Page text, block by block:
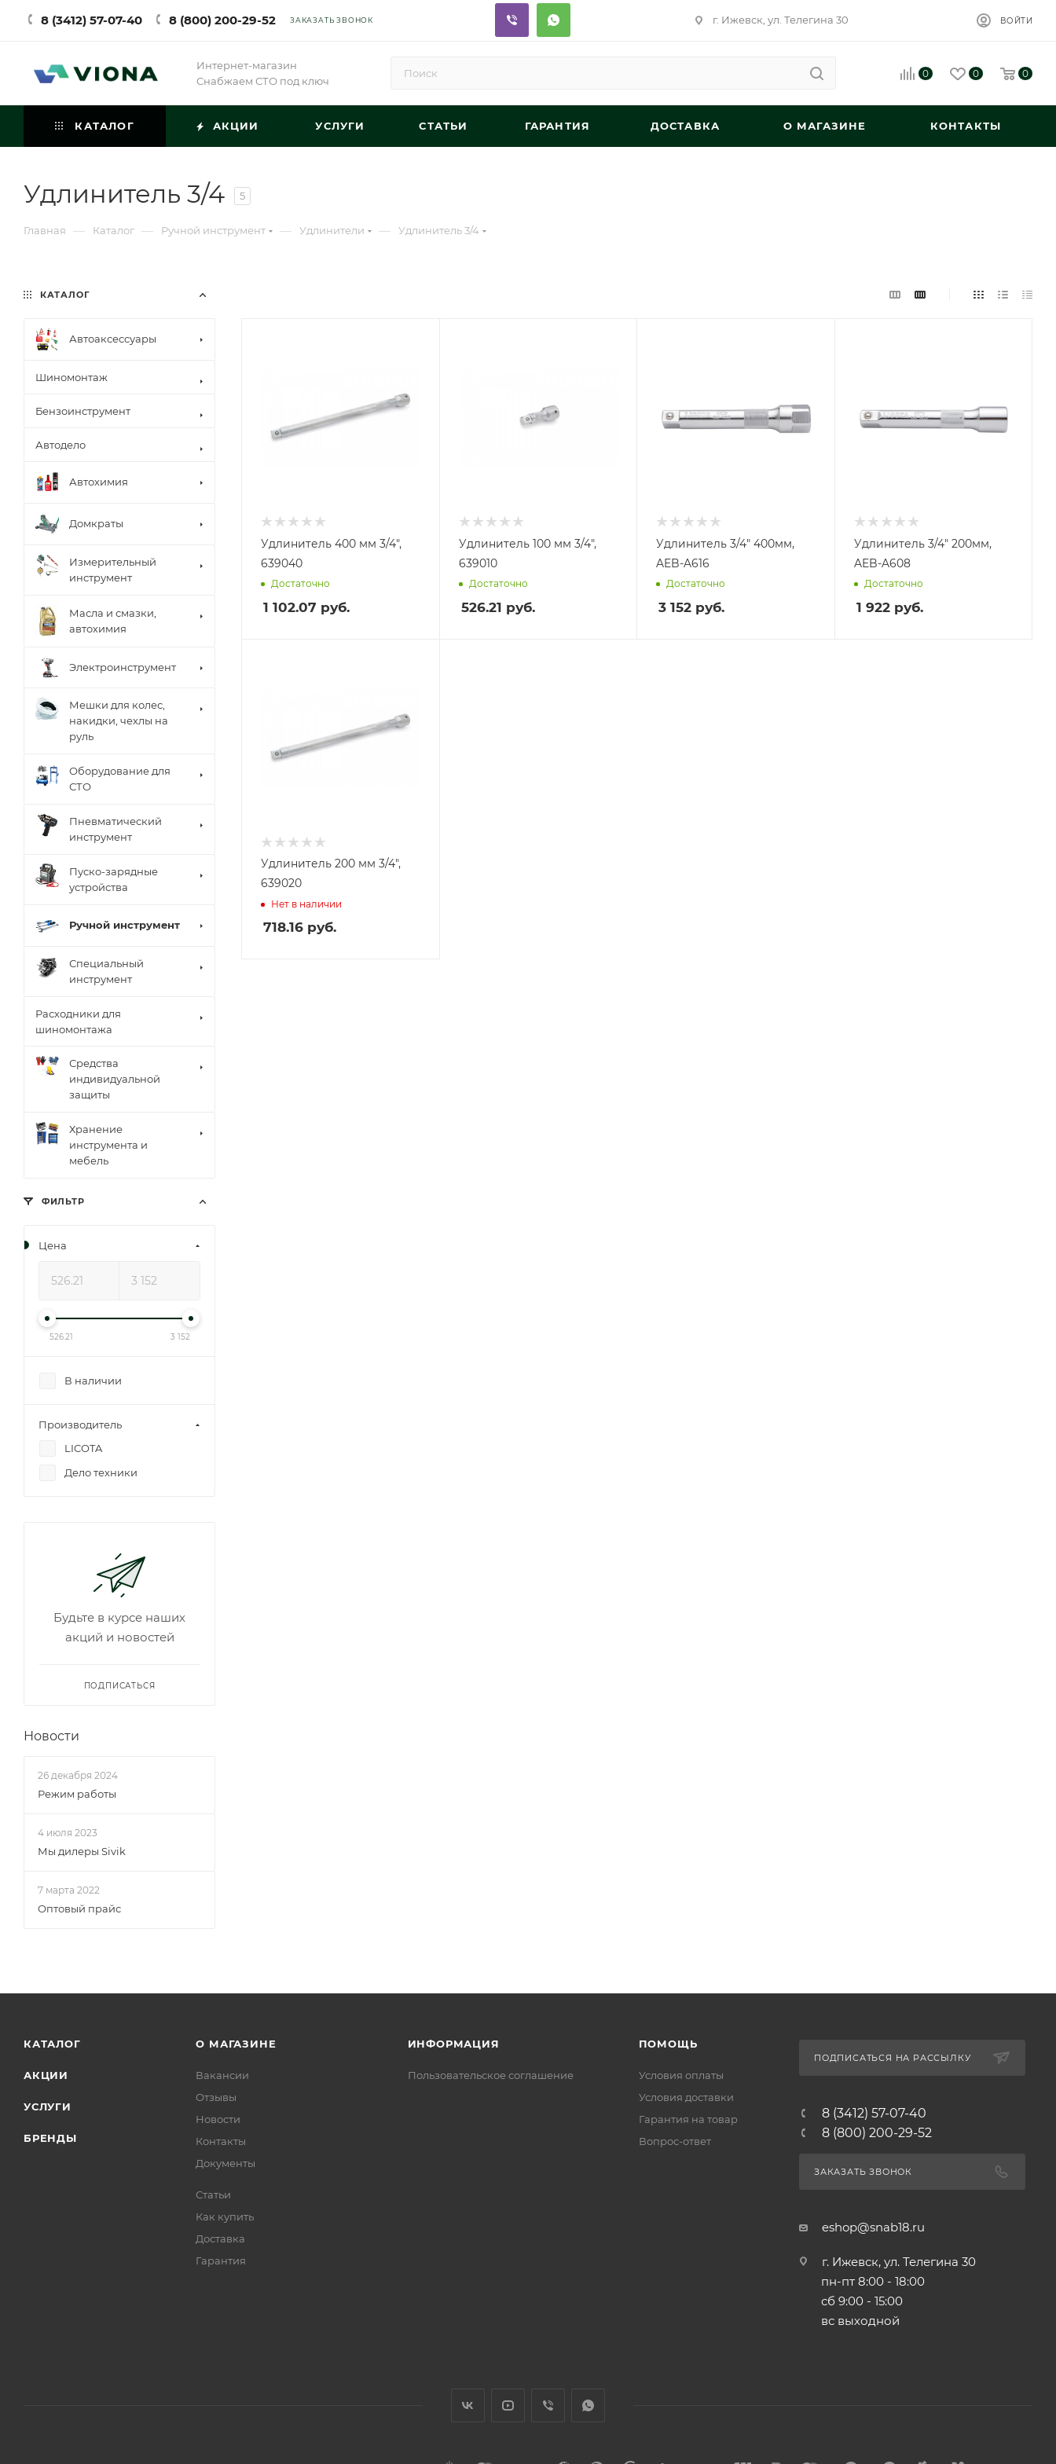
8 (3412) 57-07-40 8 (800) 200-29-52 ЗАКАЗАТЬ ЗВОНОК г. Ижевск, ул. Телегина 30 ВОЙТИ
Интернет-магазин
Снабжаем СТО под ключ
0 0 0
КАТАЛОГ АКЦИИ УСЛУГИ СТАТЬИ ГАРАНТИЯ ДОСТАВКА О МАГАЗИНЕ КОНТАКТЫ
Удлинитель 3/4 5
Главная — Каталог — Ручной инструмент — Удлинители — Удлинитель 3/4
Удлинитель 400 мм 3/4",
639040
Достаточно
1 102.07 руб.
Удлинитель 100 мм 3/4",
639010
Достаточно
526.21 руб.
Удлинитель 3/4" 400мм,
AEB-A616
Достаточно
3 152 руб.
Удлинитель 3/4" 200мм,
AEB-A608
Достаточно
1 922руб.
Удлинитель 200 мм 3/4",
639020
Нет в наличии
718.16 руб.
КАТАЛОГ
Автоаксессуары
Шиномонтаж
Бензоинструмент
Автодело
Автохимия
Домкраты
Измерительный
инструмент
Масла и смазки,
автохимия
Электроинструмент
Мешки для колес,
накидки, чехлы на
руль
Оборудование для
СТО
Пневматический
инструмент
Пуско-зарядные
устройства
Ручной инструмент
Специальный
инструмент
Расходники для
шиномонтажа
Средства
индивидуальной
защиты
Хранение
инструмента и
мебель
ФИЛЬТР
Цена
526.21 3 152
В наличии
Производитель
LICOTA
Дело техники
Будьте в курсе наших
акций и новостей
ПОДПИСАТЬСЯ
Новости
26 декабря 2024
Режим работы
4 июля 2023
Мы дилеры Sivik
7 марта 2022
Оптовый прайс
КАТАЛОГ
АКЦИИ
УСЛУГИ
БРЕНДЫ
О МАГАЗИНЕ
Вакансии
Отзывы
Новости
Контакты
Документы
Статьи
Как купить
Доставка
Гарантия
ИНФОРМАЦИЯ
Пользовательское соглашение
ПОМОЩЬ
Условия оплаты
Условия доставки
Гарантия на товар
Вопрос-ответ
ПОДПИСАТЬСЯ НА РАССЫЛКУ
8 (3412) 57-07-40
8 (800) 200-29-52
ЗАКАЗАТЬ ЗВОНОК
eshop@snab18.ru
г. Ижевск, ул. Телегина 30
пн-пт 8:00 - 18:00
сб 9:00 - 15:00
вс выходной